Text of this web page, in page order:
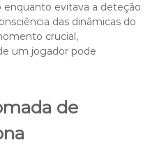
enquanto evitava a deteção
das dinâmicas do
crucial,
um jogador pode
de